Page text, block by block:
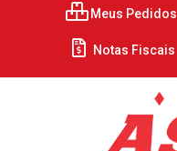
Meus Pedidos
Notas Fiscais